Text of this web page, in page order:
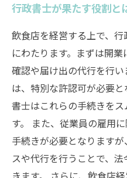
行政書士が果たす役割と
飲食店を経営する上で、
にわたります。まずは開
確認や届け出の代行を行
は、特別な許認可が必要
書士はこれらの手続きを
す。 また、従業員の雇用
手続きが必要となります
スや代行を行うことで、